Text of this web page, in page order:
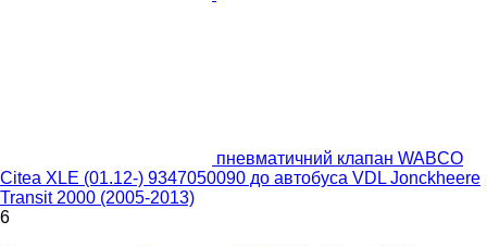
пневматичний клапан WABCO
Citea XLE (01.12-) 9347050090 до автобуса VDL Jonckheere
Transit 2000 (2005-2013)
6